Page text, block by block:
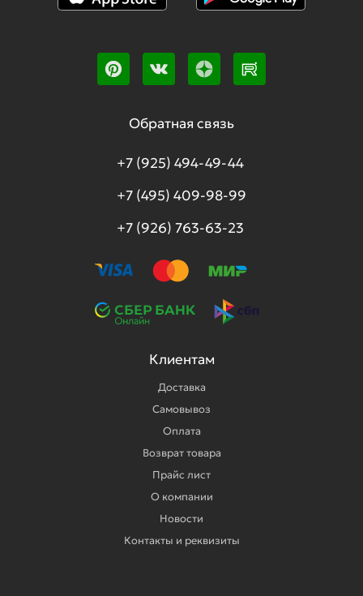
Обратная связь
+7 (925) 494-49-44
+7 (495) 409-98-99
+7 (926) 763-63-23
Клиентам
Доставка
Самовывоз
Оплата
Возврат товара
Прайс лист
О компании
Новости
Контакты и реквизиты